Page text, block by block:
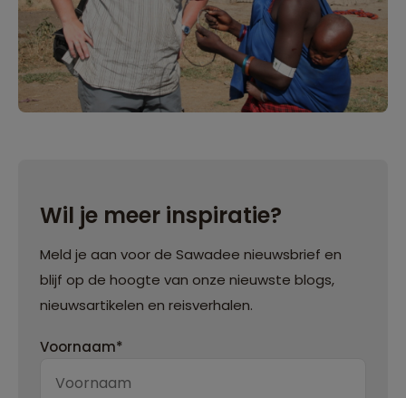
Wil je meer inspiratie?
Meld je aan voor de Sawadee nieuwsbrief en
blijf op de hoogte van onze nieuwste blogs,
nieuwsartikelen en reisverhalen.
Voornaam*